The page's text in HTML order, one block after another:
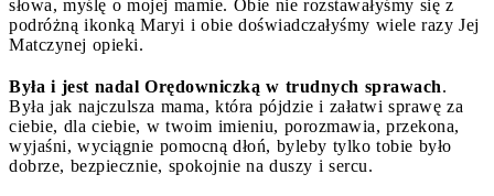
słowa, myślę o mojej mamie. Obie nie rozstawałyśmy się z
podróżną ikonką Maryi i obie doświadczałyśmy wiele razy Jej
Matczynej opieki.
Była i jest nadal Orędowniczką w trudnych sprawach.
Była jak najczulsza mama, która pójdzie i załatwi sprawę za
ciebie, dla ciebie, w twoim imieniu, porozmawia, przekona,
wyjaśni, wyciągnie pomocną dłoń, byleby tylko tobie było
dobrze, bezpiecznie, spokojnie na duszy i sercu.